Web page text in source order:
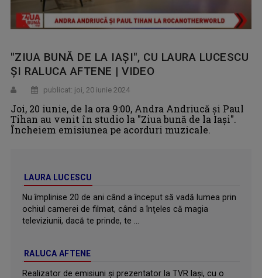
"ZIUA BUNĂ DE LA IAȘI", CU LAURA LUCESCU
ȘI RALUCA AFTENE | VIDEO
publicat: joi, 20 iunie 2024
Joi, 20 iunie, de la ora 9:00, Andra Andriucă și Paul
Tihan au venit în studio la "Ziua bună de la Iași".
Încheiem emisiunea pe acorduri muzicale.
LAURA LUCESCU
Nu împlinise 20 de ani când a început să vadă lumea prin
ochiul camerei de filmat, când a înţeles că magia
televiziunii, dacă te prinde, te ...
RALUCA AFTENE
Realizator de emisiuni şi prezentator la TVR Iaşi, cu o